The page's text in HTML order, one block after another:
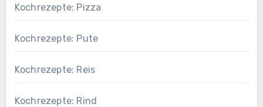
Kochrezepte: Pizza
Kochrezepte: Pute
Kochrezepte: Reis
Kochrezepte: Rind